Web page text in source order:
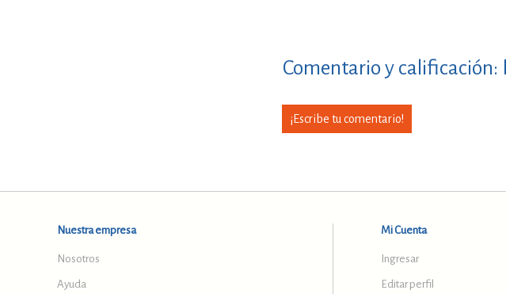
Comentario y calificación:
¡Escribe tu comentario!
Nuestra empresa
Nosotros
Ayuda
Mi Cuenta
Ingresar
Editar perfil